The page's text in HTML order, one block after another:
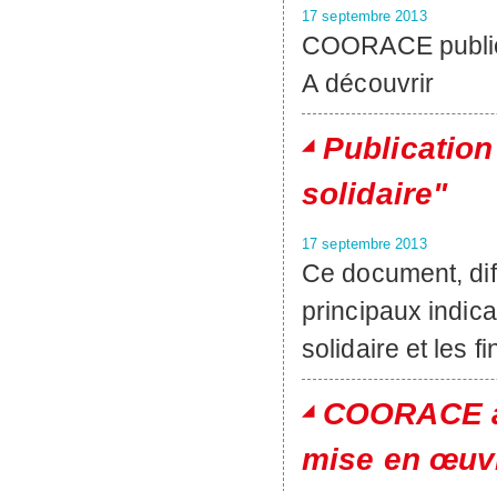
17 septembre 2013
COORACE
A découvrir
solidaire"
17 septembre 2013
Ce document,
principaux
solidaire et les
mise en